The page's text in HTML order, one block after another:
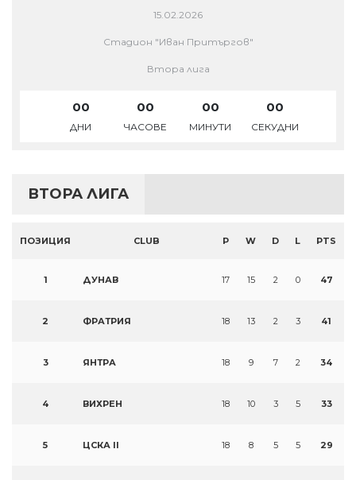
15.02.2026
Стадион "Иван Притъргов"
Втора лига
00
ДНИ
00
ЧАСОВЕ
00
МИНУТИ
00
СЕКУДНИ
ВТОРА ЛИГА
ПОЗИЦИЯ CLUB P W D L PTS
1 ДУНАВ 17 15 2 0 47
2 ФРАТРИЯ 18 13 2 3 41
3 ЯНТРА 18 9 7 2 34
4 ВИХРЕН 18 10 3 5 33
5 ЦСКА II 18 8 5 5 29